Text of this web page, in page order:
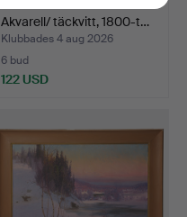
Akvarell/ täckvitt, 1800-t…
Klubbades 4 aug 2026
6 bud
122 USD